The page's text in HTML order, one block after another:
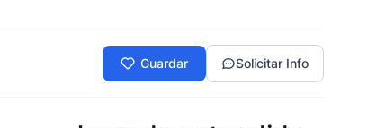
Guardar Solicitar Info